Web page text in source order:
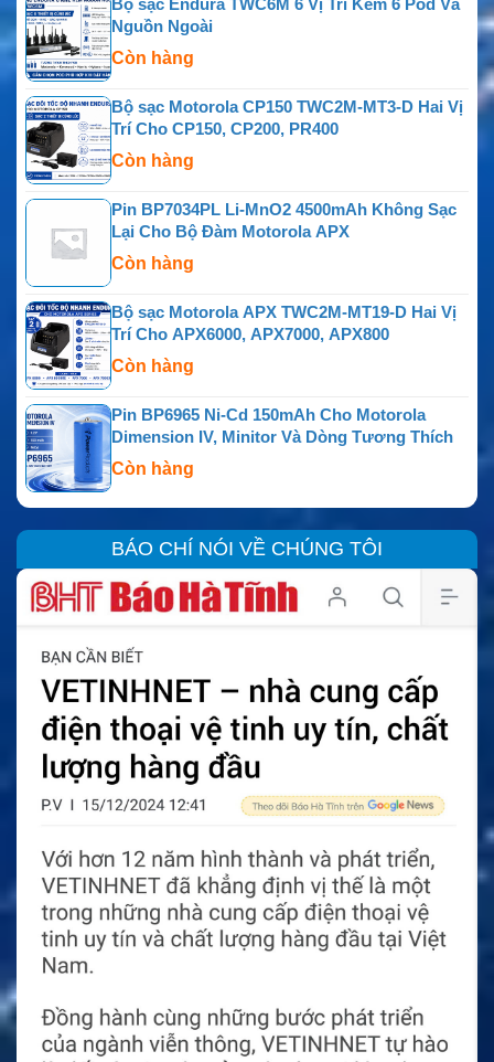
Nguồn Ngoài
Còn hàng
Bộ sạc Motorola CP150 TWC2M-MT3-D Hai Vị
Trí Cho CP150, CP200, PR400
Còn hàng
Pin BP7034PL Li-MnO2 4500mAh Không Sạc
Lại Cho Bộ Đàm Motorola APX
Còn hàng
Bộ sạc Motorola APX TWC2M-MT19-D Hai Vị
Trí Cho APX6000, APX7000, APX800
Còn hàng
Pin BP6965 Ni-Cd 150mAh Cho Motorola
Dimension IV, Minitor Và Dòng Tương Thích
Còn hàng
BÁO CHÍ NÓI VỀ CHÚNG TÔI